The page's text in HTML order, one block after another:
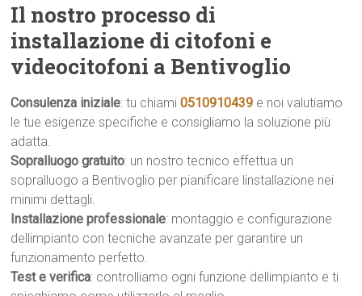
Il nostro processo di
installazione di citofoni e
videocitofoni a Bentivoglio
Consulenza iniziale: tu chiami0510910439 e noi valutiamo
le tue esigenze specifiche e consigliamo la soluzione più
adatta.
Sopralluogo gratuito: un nostro tecnico effettua un
sopralluogo a Bentivoglio per pianificare linstallazione nei
minimi dettagli.
Installazione professionale: montaggio e configurazione
dellimpianto con tecniche avanzate per garantire un
funzionamento perfetto.
Test e verifica: controlliamo ogni funzione dellimpianto e ti